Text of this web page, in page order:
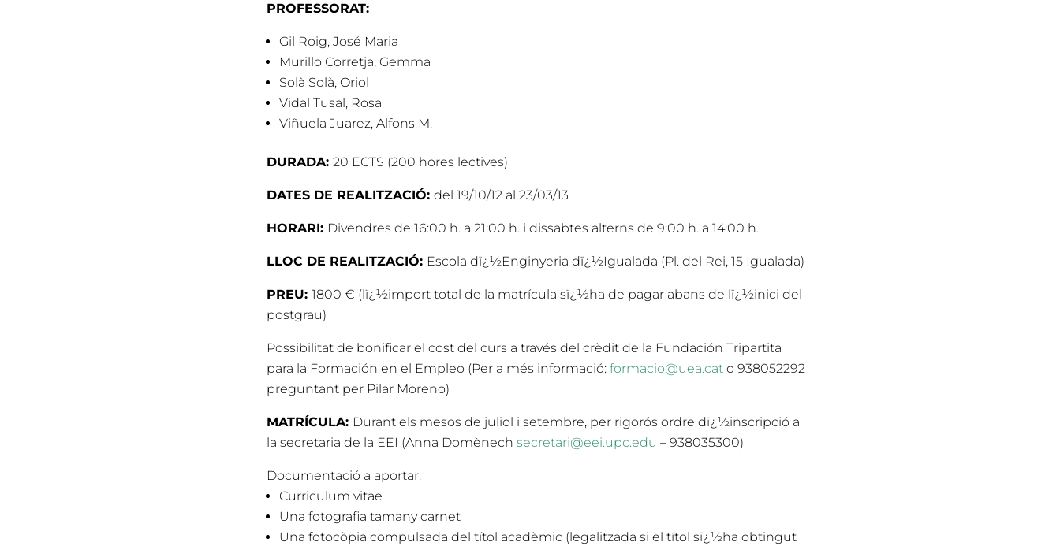
PROFESSORAT:
Gil Roig, José Maria
Murillo Corretja, Gemma
Solà Solà, Oriol
Vidal Tusal, Rosa
Viñuela Juarez, Alfons M.
DURADA: 20 ECTS (200 hores lectives)
DATES DE REALITZACIÓ: del 19/10/12 al 23/03/13
HORARI: Divendres de 16:00 h. a 21:00 h. i dissabtes alterns de 9:00 h. a 14:00 h.
LLOC DE REALITZACIÓ: Escola dï¿½Enginyeria dï¿½Igualada (Pl. del Rei, 15 Igualada)
PREU: 1800 € (lï¿½import total de la matrícula sï¿½ha de pagar abans de lï¿½inici del
postgrau)
Possibilitat de bonificar el cost del curs a través del crèdit de la Fundación Tripartita
para la Formación en el Empleo (Per a més informació: formacio@uea.cat o 938052292
preguntant per Pilar Moreno)
MATRÍCULA: Durant els mesos de juliol i setembre, per rigorós ordre dï¿½inscripció a
la secretaria de la EEI (Anna Domènech secretari@eei.upc.edu – 938035300)
Documentació a aportar:
Curriculum vitae
Una fotografia tamany carnet
Una fotocòpia compulsada del títol acadèmic (legalitzada si el títol sï¿½ha obtingut